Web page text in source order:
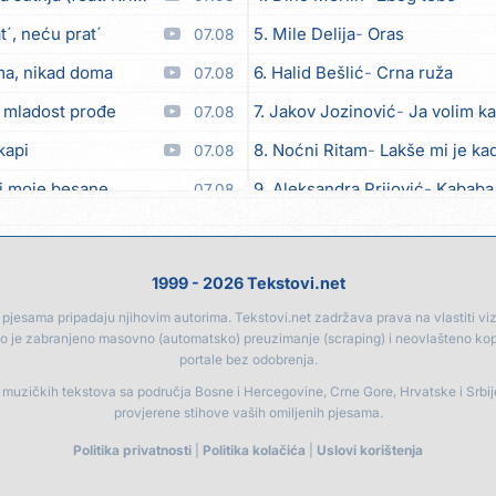
neću prat´ 07.08
nikad doma 07.08
mladost prođe 07.08
07.08
moje besane 07.08
06.08
06.08
06.08
06.08
5. Mile Delija Oras
6. Halid Bešlić Crna ruža
7. Jakov Jozinović Ja volim
8. Noćni Ritam Lakše mi je
9. Aleksandra Prijović Kababa
13. Noćni Ritam Rekla si mi
14. Vesna Zmijanac Ovo u
15. Karlo! Mon amour
16. Džej Ramadanovski
1999 - 2026 Tekstovi.net
pripadaju njihovim autorima. Tekstovi.net zadržava prava na vlastiti
je zabranjeno masovno (automatsko) preuzimanje (scraping) i neovlašteno
portale bez odobrenja.
tekstova sa područja Bosne i Hercegovine, Crne Gore, Hrvatske i
provjerene stihove vaših omiljenih pjesama.
Politika privatnosti Politika kolačića Uslovi korištenja